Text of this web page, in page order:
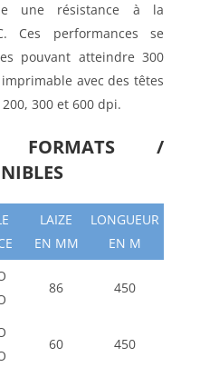
une résistance à la
Ces performances se
pouvant atteindre 300
avec des têtes
300 et 600 dpi.
FORMATS /
LAIZE
EN MM
LONGUEUR
EN M
86 450
60 450